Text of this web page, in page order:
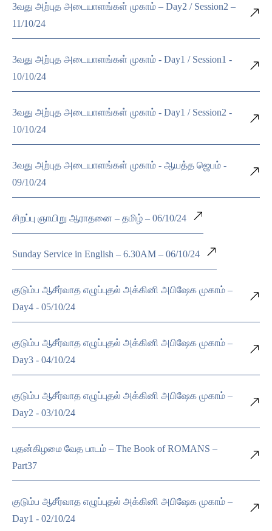
3வது அற்புத அடையாளங்கள் முகாம் – Day2 / Session2 –
11/10/24
3வது அற்புத அடையாளங்கள் முகாம் - Day1 / Session1 -
10/10/24
3வது அற்புத அடையாளங்கள் முகாம் - Day1 / Session2 -
10/10/24
3வது அற்புத அடையாளங்கள் முகாம் - ஆயத்த ஜெபம் -
09/10/24
சிறப்பு ஞாயிறு ஆராதனை – தமிழ் – 06/10/24
Sunday Service in English – 6.30AM – 06/10/24
குடும்ப ஆசீர்வாத எழுப்புதல் அக்கினி அபிஷேக முகாம் –
Day4 - 05/10/24
குடும்ப ஆசீர்வாத எழுப்புதல் அக்கினி அபிஷேக முகாம் –
Day3 - 04/10/24
குடும்ப ஆசீர்வாத எழுப்புதல் அக்கினி அபிஷேக முகாம் –
Day2 - 03/10/24
புதன்கிழமை வேத பாடம் – The Book of ROMANS –
Part37
குடும்ப ஆசீர்வாத எழுப்புதல் அக்கினி அபிஷேக முகாம் –
Day1 - 02/10/24